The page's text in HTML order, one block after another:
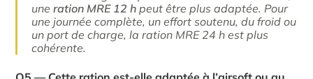
uneration MRE 12 h peut être plus adaptée. Pour
une journée complète, un effort soutenu, du froid ou
un port de charge, la ration MRE 24 h est plus
cohérente.